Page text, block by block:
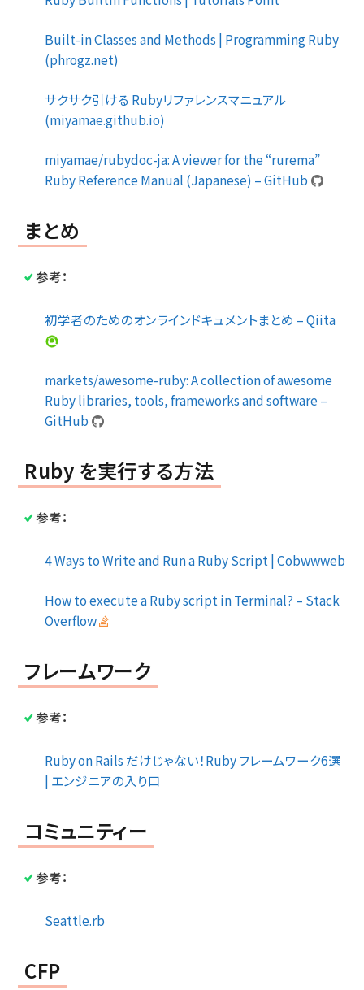
Built-in Classes and Methods | Programming Ruby
(phrogz.net)
サクサク引ける Rubyリファレンスマニュアル
(miyamae.github.io)
miyamae/rubydoc-ja: A viewer for the “rurema”
Ruby Reference Manual (Japanese) – GitHub
まとめ
参考：
初学者のためのオンラインドキュメントまとめ – Qiita
markets/awesome-ruby: A collection of awesome
Ruby libraries, tools, frameworks and software –
GitHub
Ruby を実行する方法
参考：
4 Ways to Write and Run a Ruby Script | Cobwwweb
How to execute a Ruby script in Terminal? – Stack
Overflow
フレームワーク
参考：
Ruby on Rails だけじゃない！Ruby フレームワーク6選
| エンジニアの入り口
コミュニティー
参考：
Seattle.rb
CFP